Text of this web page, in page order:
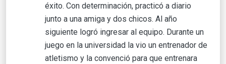
éxito. Con determinación, practicó a diario
junto a una amiga y dos chicos. Al año
siguiente logró ingresar al equipo. Durante un
juego en la universidad la vio un entrenador de
atletismo y la convenció para que entrenara